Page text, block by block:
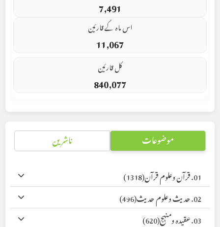
7,491
اس ماہ کے قارئین
11,067
کل قارئین
840,077
موضوعات ناشرین
01. قرآن وعلوم قرآن
(1318)
02. حدیث وعلوم حدیث
(496)
03. عقیدہ ومنہج
(620)